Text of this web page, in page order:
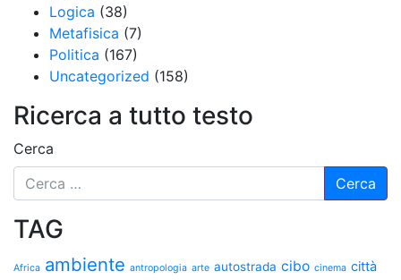
Logica (38)
Metafisica (7)
Politica (167)
Uncategorized (158)
Ricerca a tutto testo
Cerca
TAG
Africa ambiente antropologia arte autostrada cibo cinema città